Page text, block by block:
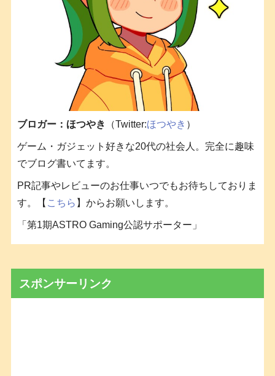
ブロガー：ほつやき （Twitter:ほつやき ）
ゲーム・ガジェット好きな20代の社会人。完全に趣味
でブログ書いてます。
PR記事やレビューのお仕事いつでもお待ちしておりま
す。【 こちら 】からお願いします。
「第1期ASTRO Gaming公認サポーター」
スポンサーリンク